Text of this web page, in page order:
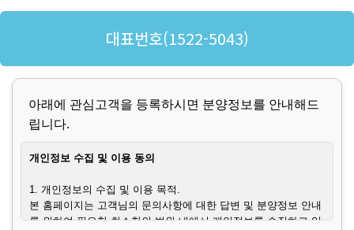
대표번호(1522-5043)
아래에 관심고객을 등록하시면 분양정보를 안내해드
립니다.
개인정보 수집 및 이용 동의
1. 개인정보의 수집 및 이용 목적.
본 홈페이지는 고객님의 문의사항에 대한 답변 및 분양정보 안내
를 위하여 필요한 최소한의 범위 내에서 개인정보를 수집하고 있